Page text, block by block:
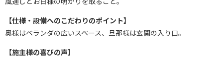
【仕様・設備へのこだわりのポイント】
奥様はベランダの広いスペース、旦那様は玄関の入り口。
【施主様の喜びの声】